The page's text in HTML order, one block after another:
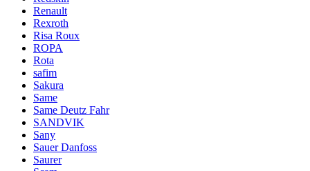
Renault
Rexroth
Risa Roux
ROPA
Rota
safim
Sakura
Same
Same Deutz Fahr
SANDVIK
Sany
Sauer Danfoss
Saurer